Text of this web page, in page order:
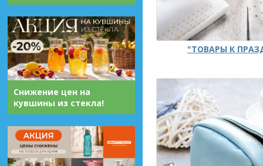
Снижение цен на
кувшины из стекла!
"ТОВАРЫ К